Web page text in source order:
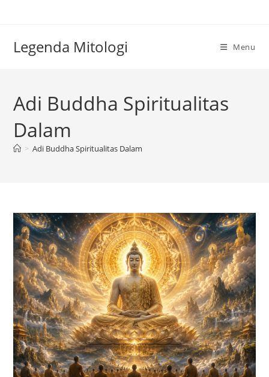
Legenda Mitologi Menu
Adi Buddha Spiritualitas
Dalam
> Adi Buddha Spiritualitas Dalam